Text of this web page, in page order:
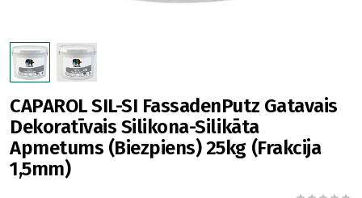
CAPAROL SIL-SI FassadenPutz Gatavais
Dekoratīvais Silikona-Silikāta
Apmetums (Biezpiens) 25kg (Frakcija
1,5mm)